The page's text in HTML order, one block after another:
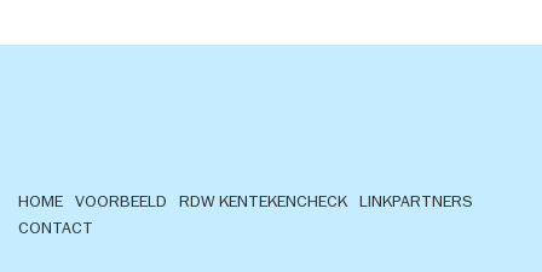
HOME VOORBEELD RDW KENTEKENCHECK
LINKPARTNERS
CONTACT